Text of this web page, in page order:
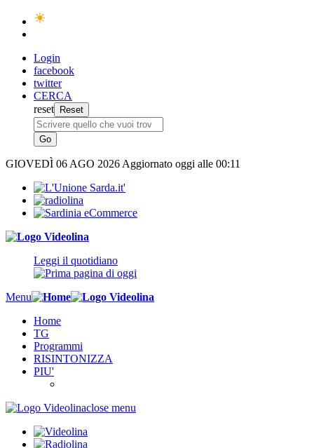
Login
facebook
twitter
CERCA
reset
GIOVEDÌ 06 AGO 2026 Aggiornato oggi alle 00:11
Leggi il quotidiano
Menu
Home
TG
Programmi
RISINTONIZZA
PIU'
close menu